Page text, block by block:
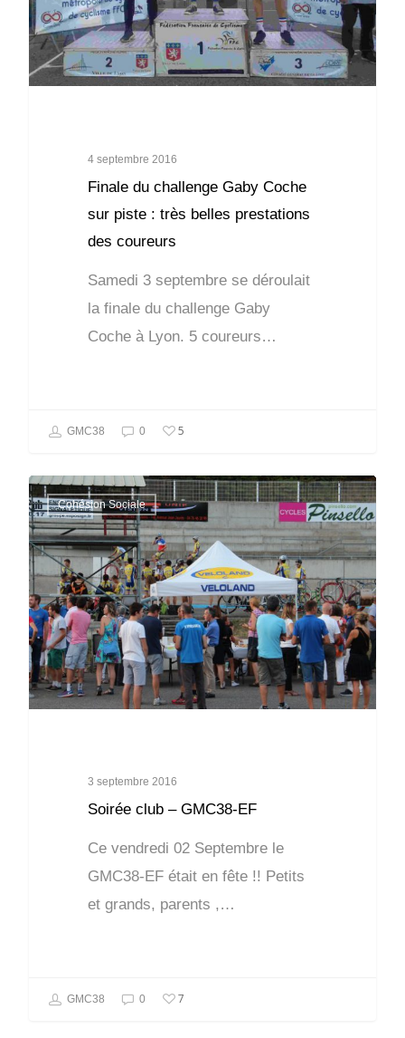
4 septembre 2016
Finale du challenge Gaby Coche
sur piste : très belles prestations
des coureurs
Samedi 3 septembre se déroulait
la finale du challenge Gaby
Coche à Lyon. 5 coureurs…
GMC38 0 5
Cohésion Sociale
3 septembre 2016
Soirée club – GMC38-EF
Ce vendredi 02 Septembre le
GMC38-EF était en fête !! Petits
et grands, parents ,…
GMC38 0 7